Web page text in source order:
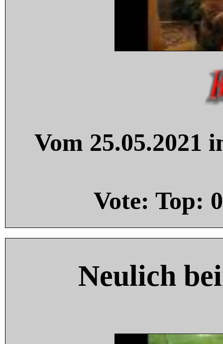
Vom 25.05.2021
Vote: Top: 0
Neulich